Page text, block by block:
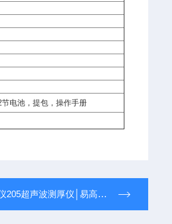
电池，提包，操作手册
厚仪│易高Elcometer│206超声波测厚仪